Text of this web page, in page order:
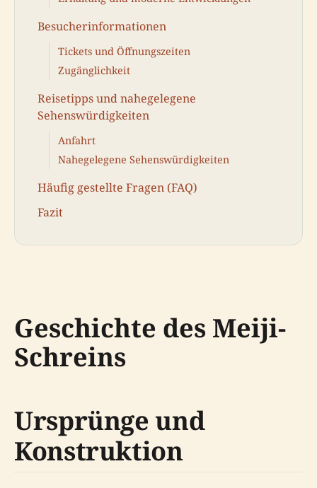
Besucherinformationen
Tickets und Öffnungszeiten
Zugänglichkeit
Reisetipps und nahegelegene
Sehenswürdigkeiten
Anfahrt
Nahegelegene Sehenswürdigkeiten
Häufig gestellte Fragen (FAQ)
Fazit
Geschichte des Meiji-
Schreins
Ursprünge und
Konstruktion